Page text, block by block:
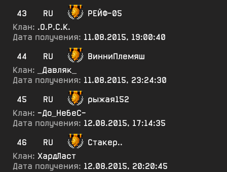
43
RU
РЕЙФ-05
Клан: .О.Р.С.К.
Дата получения: 11.08.2015, 19:00:40
44
RU
ВинниПлемяш
Клан:
_Давляк_
Дата получения: 11.08.2015, 23:24:30
45
RU
рыжая152
Клан: -До_НебеС-
Дата получения: 12.08.2015, 17:14:35
46
RU
Стакер..
Клан: ХардЛаст
Дата получения: 12.08.2015, 20:20:45